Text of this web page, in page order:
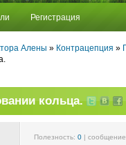
Регистрация
Алены » Контрацепция »
кольца.
Полезность: 0 |